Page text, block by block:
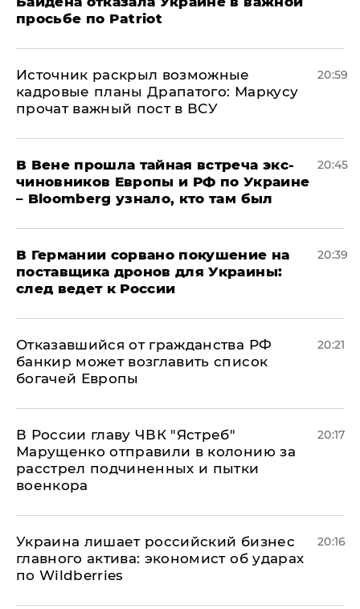
просьбе по Patriot
​Источник раскрыл возможные
кадровые планы Драпатого: Маркусу
прочат важный пост в ВСУ
20:59
В Вене прошла тайная встреча экс-
чиновников Европы и РФ по Украине
– Bloomberg узнало, кто там был
20:45
​В Германии сорвано покушение на
поставщика дронов для Украины:
след ведет к России
20:39
Отказавшийся от гражданства РФ
банкир может возглавить список
богачей Европы
20:21
В России главу ЧВК "Ястреб"
Марущенко отправили в колонию за
расстрел подчиненных и пытки
военкора
20:17
​Украина лишает российский бизнес
главного актива: экономист об ударах
по Wildberries
20:16